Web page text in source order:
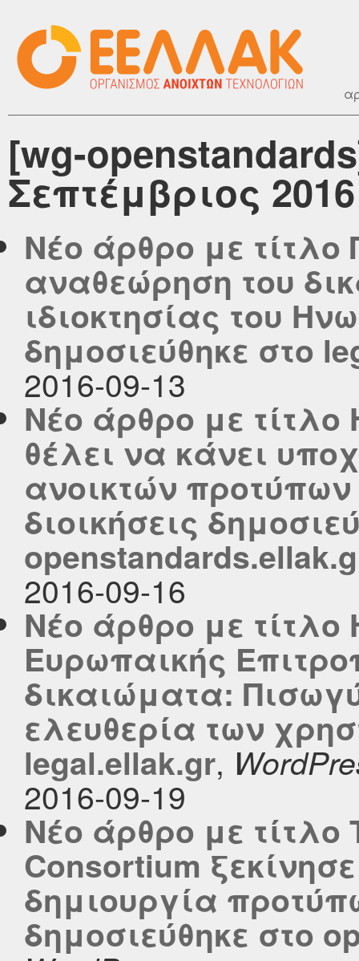
[wg-
Σεπτέμβριος 2016
Νέο άρθρο με
αναθεώρηση του
ιδιοκτησίας του
δημοσιεύθηκε στο
2016-09-13
Νέο άρθρο με
θέλει να κάνει
ανοικτών προτύπων
διοικήσεις
2016-09-16
Νέο άρθρο με τίτλο
Ευρωπαικής
δικαιώματα:
ελευθερία των
legal.ellak.gr,
2016-09-19
Νέο άρθρο με τίτλο
Consortium
δημιουργία
δημοσιεύθηκε στο